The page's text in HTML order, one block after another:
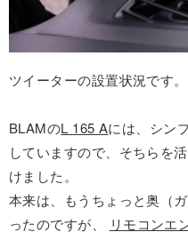
ツイーターの設置状況です。
BLAMのL 165 Aには、シン
していますので、そちらを
けました。
本来は、もうちょっと奥（
ったのですが、
リモコンエ